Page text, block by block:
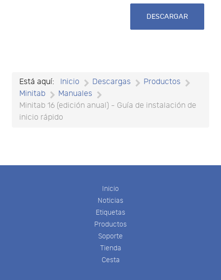
DESCARGAR
Está aquí: Inicio Descargas
Productos
Minitab
Manuales
Minitab 16 (edición anual) - Guía de instalación de
inicio rápido
Inicio
Noticias
Etiquetas
Productos
Soporte
Tienda
Cesta